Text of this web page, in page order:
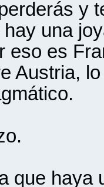
y
una
eso es
Austria,
que haya